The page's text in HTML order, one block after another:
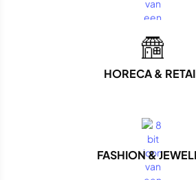
HORECA &
FASHION &